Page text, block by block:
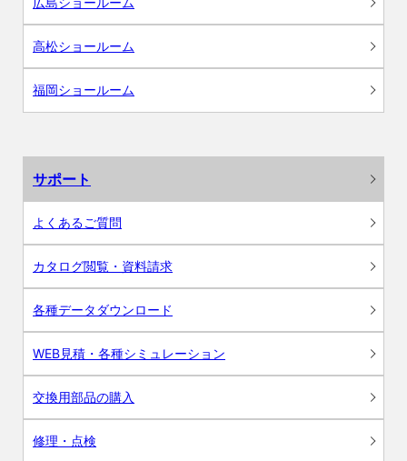
高松ショールーム
福岡ショールーム
サポート
よくあるご質問
カタログ閲覧・資料請求
各種データダウンロード
WEB見積・各種シミュレーション
交換用部品の購入
修理・点検